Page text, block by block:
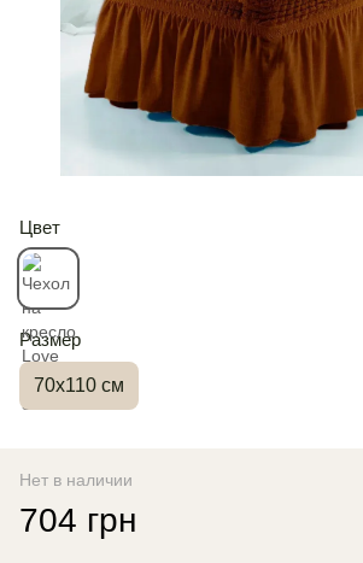
Цвет
Размер
70x110 см
Нет в наличии
704 грн